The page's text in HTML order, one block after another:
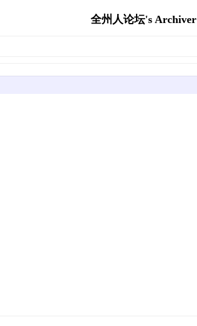
全州人论坛's Archiver